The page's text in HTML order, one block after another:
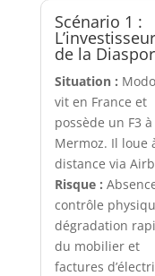
Scénario 1 :
L’investisseur
de la
Situation :
vit en France et
possède un F3 à
Mermoz. Il loue
distance via
Risque :
contrôle
dégradation
du mobilier et
factures